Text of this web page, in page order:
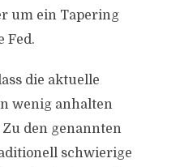
um ein Tapering
Fed.
die aktuelle
wenig anhalten
den genannten
schwierige